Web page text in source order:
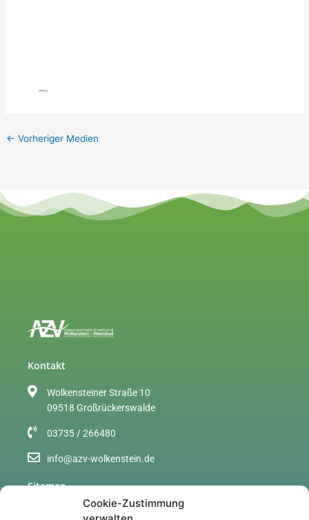
Cookie-Zustimmung
← Vorheriger Medien
Kontakt
Wolkensteiner Straße 10
09518 Großrückerswalde
03735 / 266480
info@azv-wolkenstein.de
Sitemap